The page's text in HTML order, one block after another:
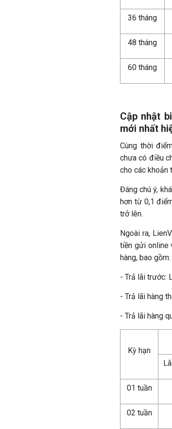
36 tháng
48 tháng
60 tháng
Cập nhật
mới nhất
Cùng thời
chưa có điều
cho các khoản
Đáng chú ý,
hơn từ 0,1
trở lên.
Ngoài ra,
tiền gửi online
hàng, bao gồm:
- Trả lãi trước:
- Trả lãi hàng
- Trả lãi hàng
Kỳ hạn
01 tuần
02 tuần